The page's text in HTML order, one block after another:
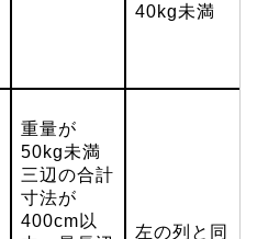
40kg未満
重量が
50kg未満
三辺の合計
寸法が
400cm以
左の列と同